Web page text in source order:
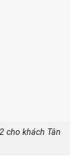
cho khách Tân